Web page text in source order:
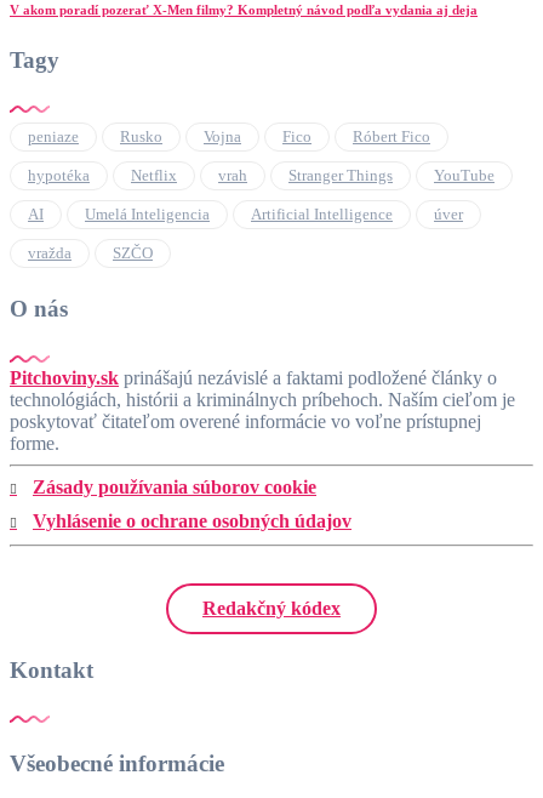
V akom poradí pozerať X-Men filmy? Kompletný návod podľa vydania aj deja
Tagy
peniaze Rusko Vojna Fico Róbert Fico
hypotéka Netflix vrah Stranger Things YouTube
AI Umelá Inteligencia Artificial Intelligence úver
vražda SZČO
O nás
Pitchoviny.sk prinášajú nezávislé a faktami podložené články o
technológiách, histórii a kriminálnych príbehoch. Naším cieľom je
poskytovať čitateľom overené informácie vo voľne prístupnej
forme.
Zásady používania súborov cookie
Vyhlásenie o ochrane osobných údajov
Redakčný kódex
Kontakt
Všeobecné informácie